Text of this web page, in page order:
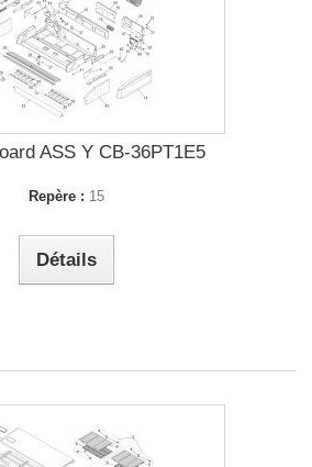
ASS Y CB-36PT1E5
Repère : 15
Détails